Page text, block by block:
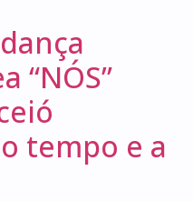
“NÓS”
tempo e a